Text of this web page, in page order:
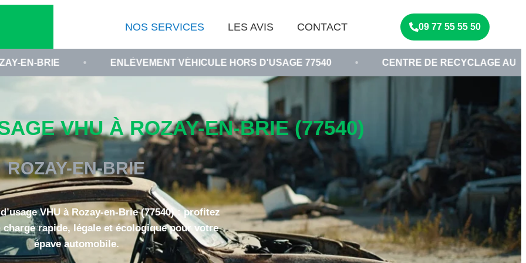
NOS SERVICES LES AVIS CONTACT 09 77 55 55 50
• ENLÈVEMENT VÉHICULE HORS D'USAGE 77540 • CENTRE DE RECYCLAGE AUTOMOBILE
VHU À ROZAY-EN-BRIE (77540)
ROZAY-EN-BRIE
VHU à Rozay-en-Brie (77540) : profitez
charge rapide, légale et écologique pour votre
épave automobile.